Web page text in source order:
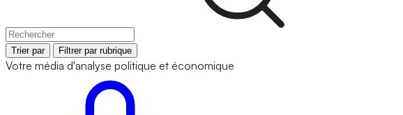
Trier par Filtrer par rubrique
Votre média d'analyse politique et économique